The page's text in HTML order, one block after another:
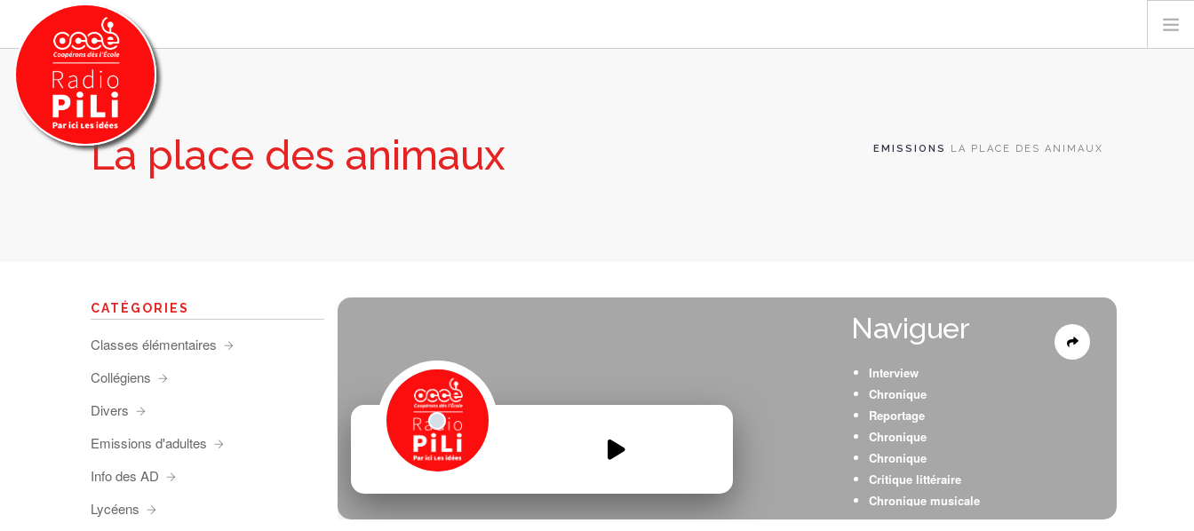
PRÉSENTATION
GRILLE DES PROGRAMMES
RECHERCHER
La place des animaux EMISSIONS LA PLACE DES ANIMAUX
la-place-des-animaux-1.mp3
Naviguer
Interview
Chronique
Reportage
Chronique
Chronique
Critique littéraire
Chronique musicale
Jeu
CATÉGORIES
Classes élémentaires
Collégiens
Divers
Emissions d'adultes
Info des AD
Lycéens